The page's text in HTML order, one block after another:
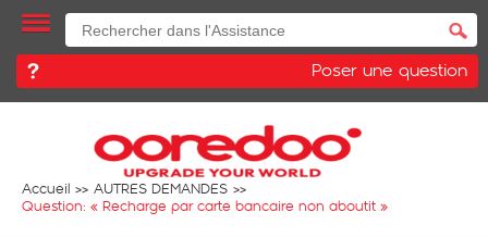
Poser une question
Accueil
AUTRES DEMANDES
Question: « Recharge par carte bancaire non aboutit »